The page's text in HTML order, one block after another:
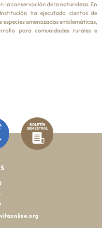
la conservación de la naturaleza. En
ha ejecutado cientos de
amenazadas emblemáticas,
para comunidades rurales e